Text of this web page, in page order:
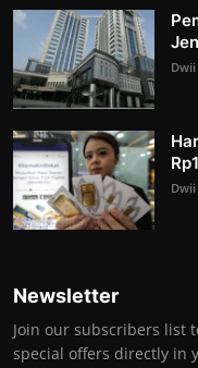
Dwii
Dwii
Newsletter
Join our subscribers list
special offers directly in